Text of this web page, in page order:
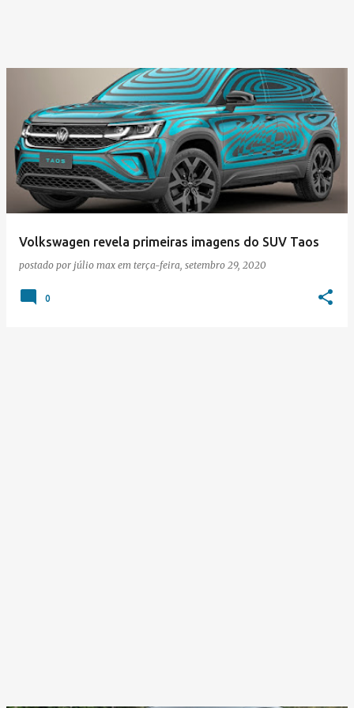
Volkswagen revela primeiras imagens do SUV Taos
postado por júlio max em terça-feira, setembro 29, 2020
0